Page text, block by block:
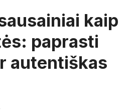
kaip
paprasti
autentiškas